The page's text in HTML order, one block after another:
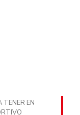
TENER EN